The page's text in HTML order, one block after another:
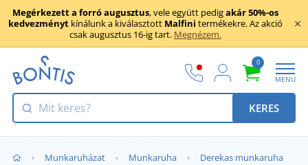
Megérkezett a forró augusztus, vele együtt pedigakár 50%-os
kedvezményt kínálunk a kiválasztott Malfini termékekre. Az akció
csak augusztus 16-ig tart. Megnézem.
0
MENU
KERES
Munkaruházat Munkaruha Derekas munkaruha